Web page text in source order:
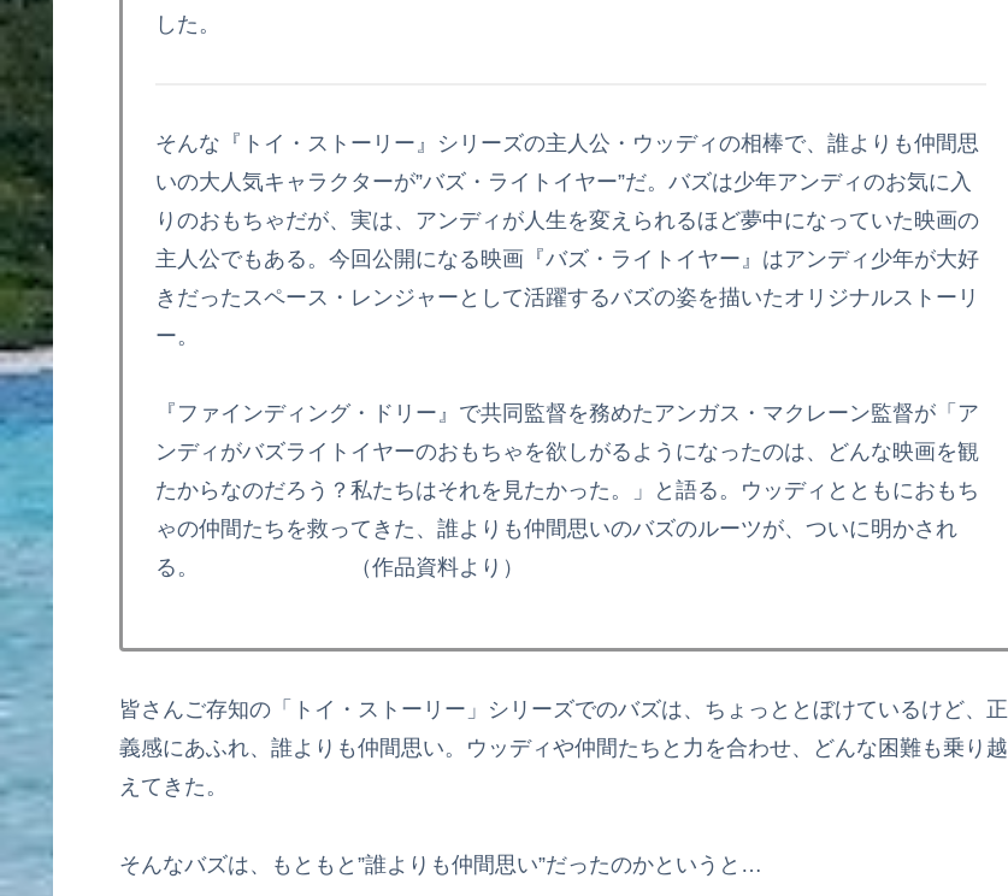
した。
そんな『トイ・ストーリー』シリーズの主人公・ウッディの相棒で、誰よりも仲間思
いの大人気キャラクターが”バズ・ライトイヤー”だ。バズは少年アンディのお気に入
りのおもちゃだが、実は、アンディが人生を変えられるほど夢中になっていた映画の
主人公でもある。今回公開になる映画『バズ・ライトイヤー』はアンディ少年が大好
きだったスペース・レンジャーとして活躍するバズの姿を描いたオリジナルストーリ
ー。
『ファインディング・ドリー』で共同監督を務めたアンガス・マクレーン監督が「ア
ンディがバズライトイヤーのおもちゃを欲しがるようになったのは、どんな映画を観
たからなのだろう？私たちはそれを見たかった。」と語る。ウッディとともにおもち
ゃの仲間たちを救ってきた、誰よりも仲間思いのバズのルーツが、ついに明かされ
る。 （作品資料より）
皆さんご存知の「トイ・ストーリー」シリーズでのバズは、ちょっととぼけているけど、正
義感にあふれ、誰よりも仲間思い。ウッディや仲間たちと力を合わせ、どんな困難も乗り越
えてきた。
そんなバズは、もともと”誰よりも仲間思い”だったのかというと…